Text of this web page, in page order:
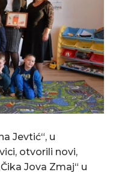
Jevtić“, u
otvorili novi,
Jova Zmaj“ u